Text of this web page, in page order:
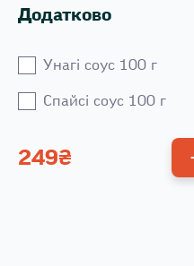
Додатково
Унагі соус 100 г
Спайсі соус 100 г
249₴